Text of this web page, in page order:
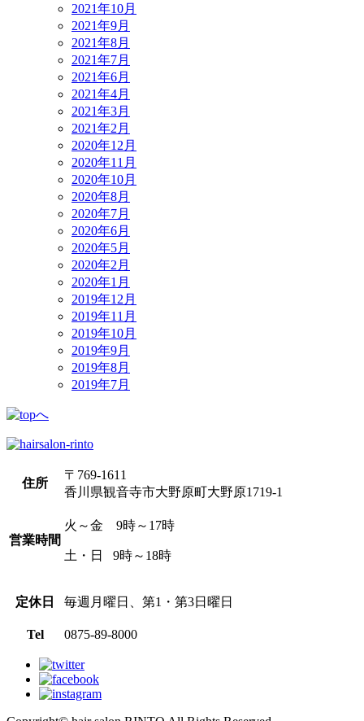
2021年10月
2021年9月
2021年8月
2021年7月
2021年6月
2021年4月
2021年3月
2021年2月
2020年12月
2020年11月
2020年10月
2020年8月
2020年7月
2020年6月
2020年5月
2020年2月
2020年1月
2019年12月
2019年11月
2019年10月
2019年9月
2019年8月
2019年7月
住所
〒769-1611
香川県観音寺市大野原町大野原1719-1
営業時間
火～金 9時～17時
土・日 9時～18時
定休日 毎週月曜日、第1・第3日曜日
Tel 0875-89-8000